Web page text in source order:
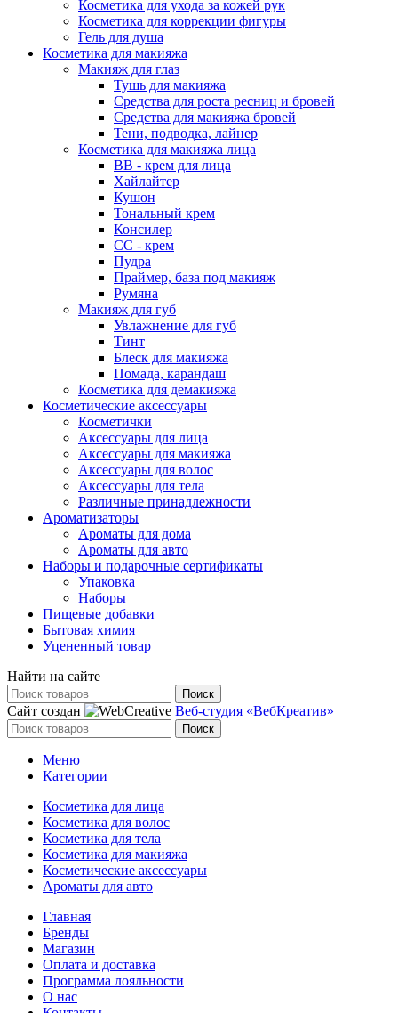
Косметика для ухода за кожей рук
Косметика для коррекции фигуры
Гель для душа
Косметика для макияжа
Макияж для глаз
Тушь для макияжа
Средства для роста ресниц и бровей
Средства для макияжа бровей
Тени, подводка, лайнер
Косметика для макияжа лица
ВВ - крем для лица
Хайлайтер
Кушон
Тональный крем
Консилер
СС - крем
Пудра
Праймер, база под макияж
Румяна
Макияж для губ
Увлажнение для губ
Тинт
Блеск для макияжа
Помада, карандаш
Косметика для демакияжа
Косметические аксессуары
Косметички
Аксессуары для лица
Аксессуары для макияжа
Аксессуары для волос
Аксессуары для тела
Различные принадлежности
Ароматизаторы
Ароматы для дома
Ароматы для авто
Наборы и подарочные сертификаты
Упаковка
Наборы
Пищевые добавки
Бытовая химия
Уцененный товар
Найти на сайте
Поиск
Сайт создан Веб-студия «ВебКреатив»
Поиск
Меню
Категории
Косметика для лица
Косметика для волос
Косметика для тела
Косметика для макияжа
Косметические аксессуары
Ароматы для авто
Главная
Бренды
Магазин
Оплата и доставка
Программа лояльности
О нас